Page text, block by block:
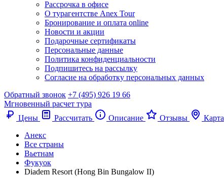
Рассрочка в офисе
О турагентстве Anex Tour
Бронирование и оплата online
Новости и акции
Подарочные сертификаты
Персональные данные
Политика конфиденциальности
Подпишитесь на рассылку
Согласие на обработку персональных данных
Обратный звонок +7 (495) 926 19 66
Мгновенный расчет тура
Цены
Рассчитать Описание Отзывы
Карта
Анекс
Все страны
Вьетнам
Фукуок
Diadem Resort (Hong Bin Bungalow II)